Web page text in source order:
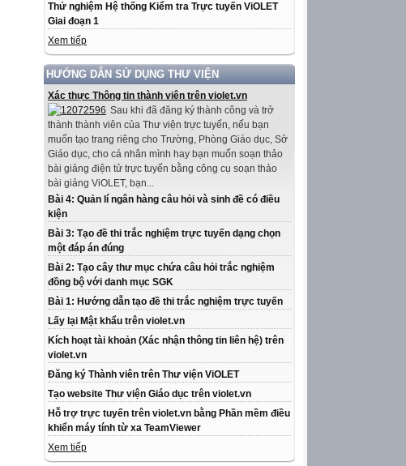
Thử nghiệm Hệ thống Kiểm tra Trực tuyến ViOLET
Giai đoạn 1
Xem tiếp
HƯỚNG DẪN SỬ DỤNG THƯ VIỆN
Xác thực Thông tin thành viên trên violet.vn
Sau khi đã đăng ký thành công và trở
thành thành viên của Thư viện trực tuyến, nếu bạn
muốn tạo trang riêng cho Trường, Phòng Giáo dục, Sở
Giáo dục, cho cá nhân mình hay bạn muốn soạn thảo
bài giảng điện tử trực tuyến bằng công cụ soạn thảo
bài giảng ViOLET, bạn...
Bài 4: Quản lí ngân hàng câu hỏi và sinh đề có điều
kiện
Bài 3: Tạo đề thi trắc nghiệm trực tuyến dạng chọn
một đáp án đúng
Bài 2: Tạo cây thư mục chứa câu hỏi trắc nghiệm
đồng bộ với danh mục SGK
Bài 1: Hướng dẫn tạo đề thi trắc nghiệm trực tuyến
Lấy lại Mật khẩu trên violet.vn
Kích hoạt tài khoản (Xác nhận thông tin liên hệ) trên
violet.vn
Đăng ký Thành viên trên Thư viện ViOLET
Tạo website Thư viện Giáo dục trên violet.vn
Hỗ trợ trực tuyến trên violet.vn bằng Phần mềm điều
khiển máy tính từ xa TeamViewer
Xem tiếp